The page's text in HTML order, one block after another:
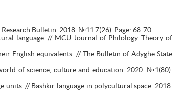
Bulletin. 2018. №11.7(26). Page: 68-70.
language. // MCU Journal of Philology. Theory of
English equivalents. // The Bulletin of Adyghe State
of science, culture and education. 2020. №1(80).
units. // Bashkir language in polycultural space. 2018.